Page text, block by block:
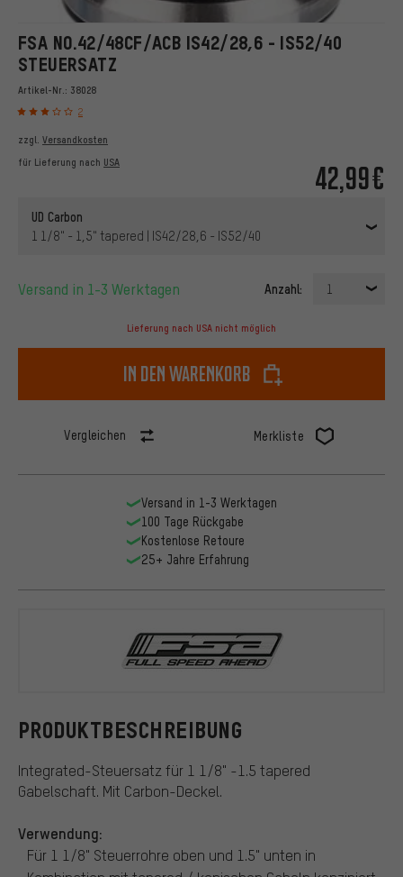
FSA NO.42/48CF/ACB IS42/28,6 - IS52/40
STEUERSATZ
Artikel-Nr.: 38028
2
42,99€
zzgl. Versandkosten
für Lieferung nach USA
UD Carbon
1 1/8" - 1,5" tapered | IS42/28,6 - IS52/40
Versand in 1-3 Werktagen Anzahl: 1
Lieferung nach USA nicht möglich
In den Warenkorb
Vergleichen Merkliste
PRODUKTBESCHREIBUNG
Integrated-Steuersatz für 1 1/8" -1.5 tapered
Gabelschaft. Mit Carbon-Deckel.
Verwendung:
Für 1 1/8" Steuerrohre oben und 1.5" unten in
Versand in 1-3 Werktagen
100 Tage Rückgabe
Kostenlose Retoure
25+ Jahre Erfahrung